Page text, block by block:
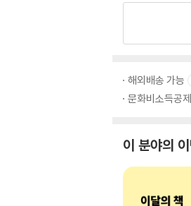
해외배송 가능
문화비소득공
이 분야의